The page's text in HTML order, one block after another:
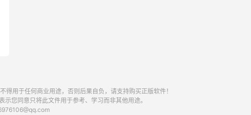
用于任何商业用途，否则后果自负，请支持购买正版软件！
您同意只将此文件用于参考、学习而非其他用途。